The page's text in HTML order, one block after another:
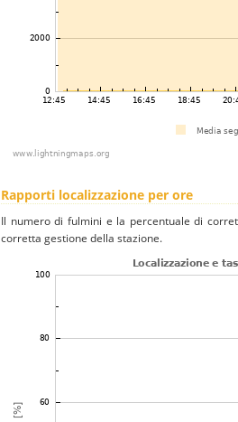
Rapporti localizzazione per ore
Il numero di fulmini e la percentuale di
corretta gestione della stazione.